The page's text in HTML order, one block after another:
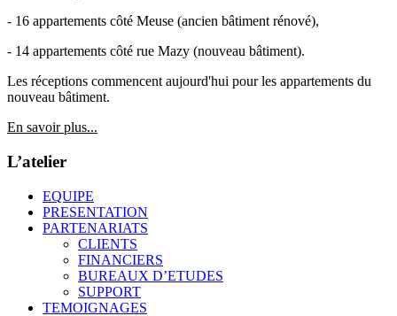
- 16 appartements côté Meuse (ancien bâtiment rénové),
- 14 appartements côté rue Mazy (nouveau bâtiment).
Les réceptions commencent aujourd'hui pour les appartements du
nouveau bâtiment.
En savoir plus...
L’atelier
EQUIPE
PRESENTATION
PARTENARIATS
CLIENTS
FINANCIERS
BUREAUX D’ETUDES
SUPPORT
TEMOIGNAGES